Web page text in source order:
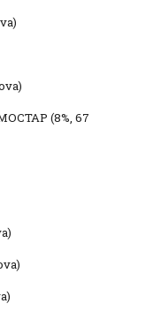
(8%, 67